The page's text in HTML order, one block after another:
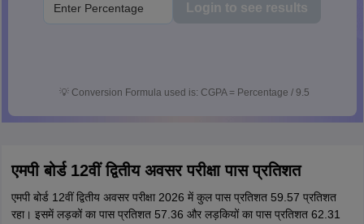
Login to see results
💡 Conversion Formula used is: CGPA = Percentage / 9.5
एमपी बोर्ड 12वीं द्वितीय अवसर परीक्षा पास प्रतिशत
एमपी बोर्ड 12वीं द्वितीय अवसर परीक्षा 2026 में कुल पास प्रतिशत 59.57 प्रतिशत
रहा। इसमें लड़कों का पास प्रतिशत 57.36 और लड़कियों का पास प्रतिशत 62.31